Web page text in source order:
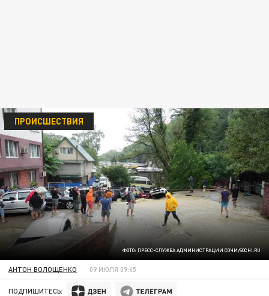
ФОТО: ПРЕСС-СЛУЖБА АДМИНИСТРАЦИИ СОЧИ/SOCHI.RU
ПРОИСШЕСТВИЯ
АНТОН ВОЛОЩЕНКО 09 ИЮЛЯ 09:45
ПОДПИШИТЕСЬ: